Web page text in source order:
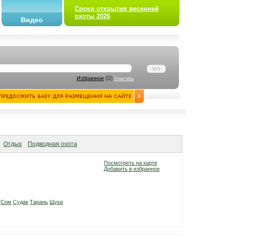
Видео
Сроки открытия весенней
охоты 2026
Избранное (0) Очистить
Отдых Подводная охота
Сом Судак Тарань Щука
Посмотреть на карте
Добавить в избранное